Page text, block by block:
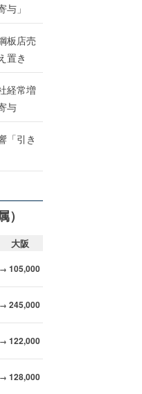
」
板店売
置き
経常増
与
「引き
大阪
→ 105,000
→ 245,000
→ 122,000
→ 128,000